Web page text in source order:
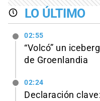
LO ÚLTIMO
02:55
“Volcó” un
de Groenlandia
02:24
Declaración